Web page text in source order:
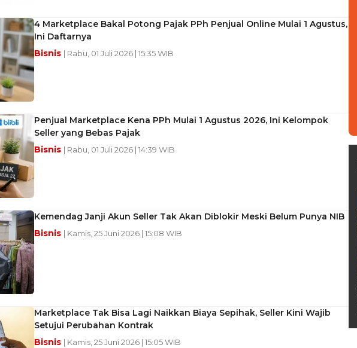
4 Marketplace Bakal Potong Pajak PPh Penjual Online Mulai 1 Agustus,
Ini Daftarnya
Bisnis | Rabu, 01 Juli 2026 | 15:35 WIB
Penjual Marketplace Kena PPh Mulai 1 Agustus 2026, Ini Kelompok
Seller yang Bebas Pajak
Bisnis | Rabu, 01 Juli 2026 | 14:39 WIB
Kemendag Janji Akun Seller Tak Akan Diblokir Meski Belum Punya NIB
Bisnis | Kamis, 25 Juni 2026 | 15:08 WIB
Marketplace Tak Bisa Lagi Naikkan Biaya Sepihak, Seller Kini Wajib
Setujui Perubahan Kontrak
Bisnis | Kamis, 25 Juni 2026 | 15:05 WIB